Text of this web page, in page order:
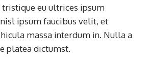
eu ultrices ipsum
ipsum faucibus velit, et
massa interdum in. Nulla a
platea dictumst.